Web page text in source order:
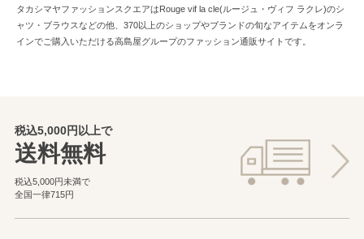
タカシマヤファッションスクエアはRouge vif la cle(ルージュ・ヴィフ ラクレ)のシ
ャツ・ブラウスなどの他、370以上のショップやブランドの旬なアイテムをオンラ
インでご購入いただける高島屋グループのファッション通販サイトです。
税込5,000円以上で
送料無料
税込5,000円未満で
全国一律715円